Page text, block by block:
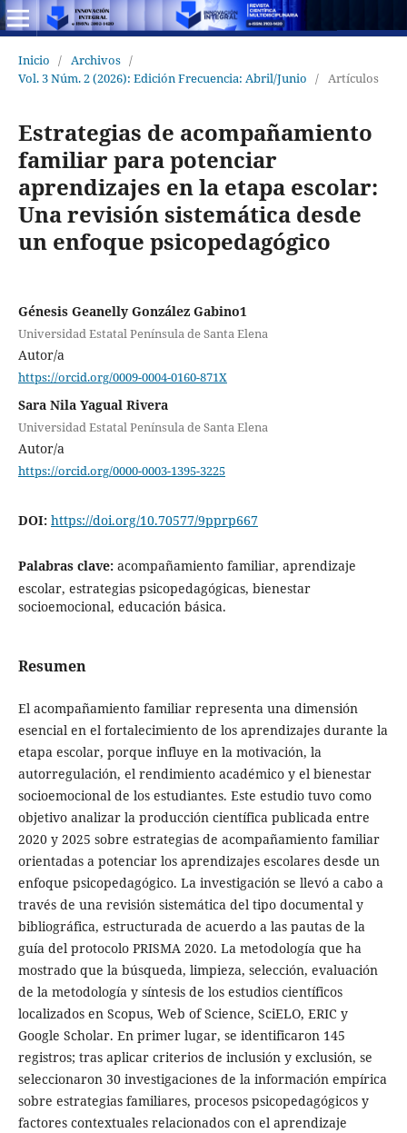
Inicio / Archivos /
Vol. 3 Núm. 2 (2026): Edición Frecuencia: Abril/Junio / Artículos
Estrategias de acompañamiento
familiar para potenciar
aprendizajes en la etapa escolar:
Una revisión sistemática desde
un enfoque psicopedagógico
Génesis Geanelly González Gabino1
Universidad Estatal Península de Santa Elena
Autor/a
https://orcid.org/0009-0004-0160-871X
Sara Nila Yagual Rivera
Universidad Estatal Península de Santa Elena
Autor/a
https://orcid.org/0000-0003-1395-3225
DOI: https://doi.org/10.70577/9pprp667
Palabras clave: acompañamiento familiar, aprendizaje
escolar, estrategias psicopedagógicas, bienestar
socioemocional, educación básica.
Resumen
El acompañamiento familiar representa una dimensión
esencial en el fortalecimiento de los aprendizajes durante la
etapa escolar, porque influye en la motivación, la
autorregulación, el rendimiento académico y el bienestar
socioemocional de los estudiantes. Este estudio tuvo como
objetivo analizar la producción científica publicada entre
2020 y 2025 sobre estrategias de acompañamiento familiar
orientadas a potenciar los aprendizajes escolares desde un
enfoque psicopedagógico. La investigación se llevó a cabo a
través de una revisión sistemática del tipo documental y
bibliográfica, estructurada de acuerdo a las pautas de la
guía del protocolo PRISMA 2020. La metodología que ha
mostrado que la búsqueda, limpieza, selección, evaluación
de la metodología y síntesis de los estudios científicos
localizados en Scopus, Web of Science, SciELO, ERIC y
Google Scholar. En primer lugar, se identificaron 145
registros; tras aplicar criterios de inclusión y exclusión, se
seleccionaron 30 investigaciones de la información empírica
sobre estrategias familiares, procesos psicopedagógicos y
factores contextuales relacionados con el aprendizaje